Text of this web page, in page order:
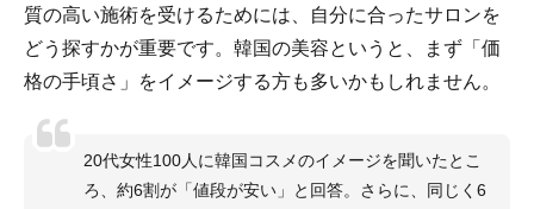
質の高い施術を受けるためには、自分に合ったサロンを
どう探すかが重要です。韓国の美容というと、まず「価
格の手頃さ」をイメージする方も多いかもしれません。
20代女性100人に韓国コスメのイメージを聞いたとこ
ろ、約6割が「値段が安い」と回答。さらに、同じく6